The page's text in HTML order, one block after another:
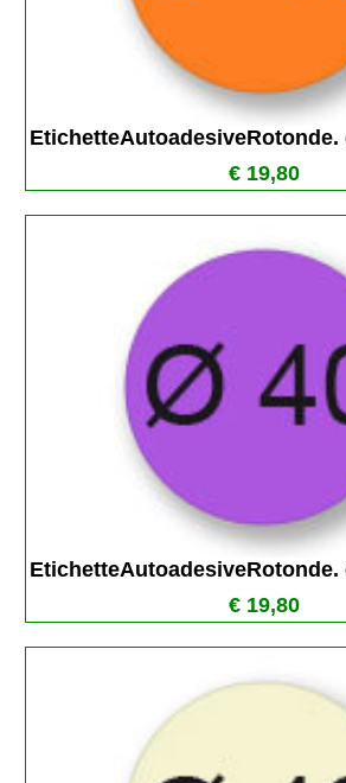
EtichetteAutoadesiveRotonde.
€ 19,80
EtichetteAutoadesiveRotonde.
€ 19,80